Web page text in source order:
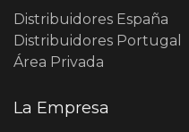
Distribuidores España
Distribuidores Portugal
Área Privada
La Empresa